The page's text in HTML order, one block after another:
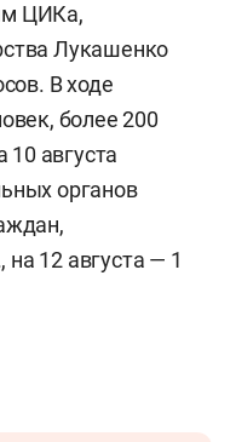
ЦИКа,
Лукашенко
В ходе
более 200
10 августа
органов
на 12 августа — 1